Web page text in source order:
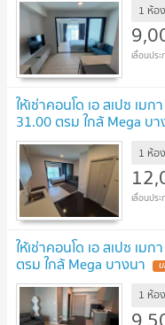
1 ห้อ
ให้เช่าคอนโด เอ สเปซ เ
31.00 ตรม ใกล้ Mega บ
1 ห้อ
ให้เช่าคอนโด เอ สเปซ เ
ตรม ใกล้ Mega บางนา
1 ห้อ